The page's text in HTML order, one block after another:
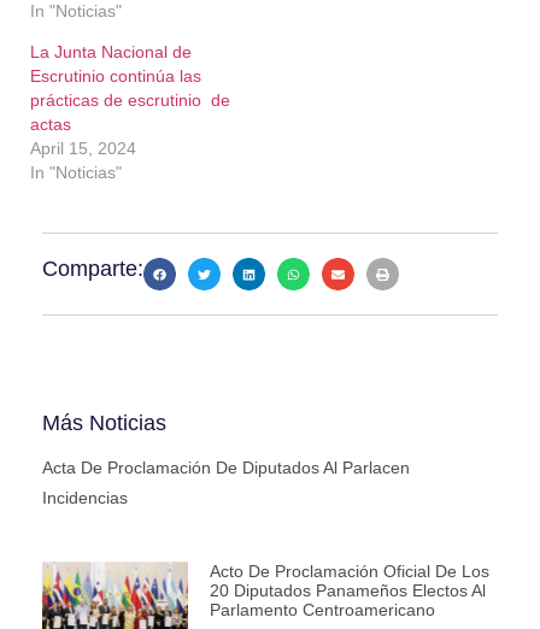
In "Noticias"
La Junta Nacional de
Escrutinio continúa las
prácticas de escrutinio de
actas
April 15, 2024
In "Noticias"
Comparte:
Más Noticias
Acta De Proclamación De Diputados Al Parlacen
Incidencias
Acto De Proclamación Oficial De Los
20 Diputados Panameños Electos Al
Parlamento Centroamericano